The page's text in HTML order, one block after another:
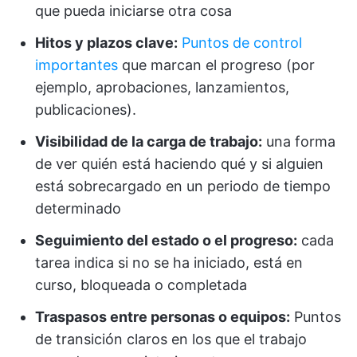
que pueda iniciarse otra cosa
Hitos y plazos clave: Puntos de control
importantes que marcan el progreso (por
ejemplo, aprobaciones, lanzamientos,
publicaciones).
Visibilidad de la carga de trabajo: una forma
de ver quién está haciendo qué y si alguien
está sobrecargado en un periodo de tiempo
determinado
Seguimiento del estado o el progreso: cada
tarea indica si no se ha iniciado, está en
curso, bloqueada o completada
Traspasos entre personas o equipos: Puntos
de transición claros en los que el trabajo